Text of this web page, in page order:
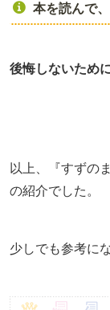
本を読んで
後悔しないため
以上、『すずの
の紹介でした。
少しでも参考に